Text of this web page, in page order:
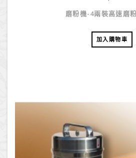
磨粉機-4兩裝高速磨
加入購物車